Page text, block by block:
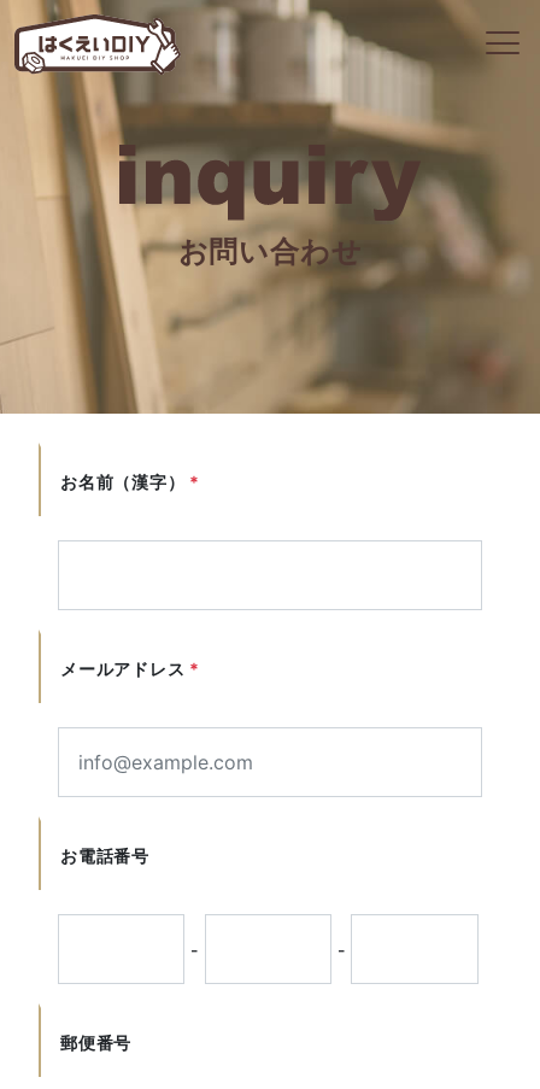
お問い合わせ
お名前（漢字） *
メールアドレス *
お電話番号
- -
郵便番号